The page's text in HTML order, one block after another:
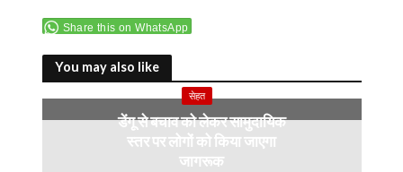
e
b
o
o
itt
er
p
y
Li
n
k
at
A
p
p
a
m
Share this on WhatsApp
You may also like
सेहत
डेंगू से बचाव को लेकर सामुदायिक
स्तर पर लोगों को किया जाएगा
जागरूक